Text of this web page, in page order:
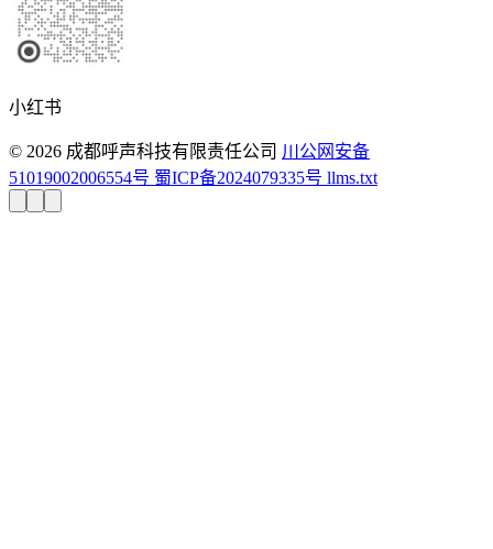
小红书
© 2026 成都呼声科技有限责任公司 川公网安备
51019002006554号 蜀ICP备2024079335号 llms.txt